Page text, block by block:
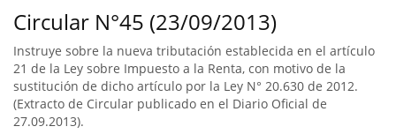
Circular N°45 (23/09/2013)
Instruye sobre la nueva tributación establecida en el artículo
21 de la Ley sobre Impuesto a la Renta, con motivo de la
sustitución de dicho artículo por la Ley N° 20.630 de 2012.
(Extracto de Circular publicado en el Diario Oficial de
27.09.2013).